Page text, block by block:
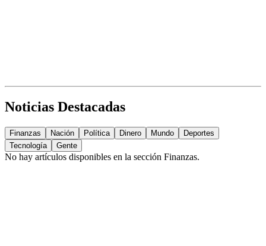
Noticias Destacadas
Finanzas Nación Política Dinero Mundo
Deportes
Tecnología
Gente
No hay artículos disponibles en la sección Finanzas.